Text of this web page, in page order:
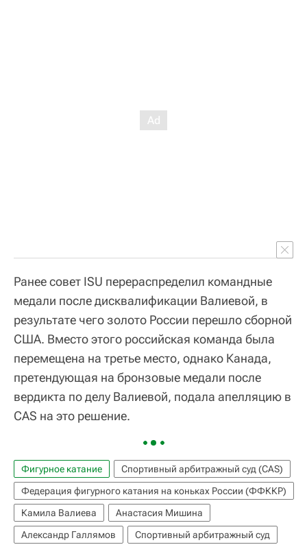
Ранее совет ISU перераспределил командные
медали после дисквалификации Валиевой, в
результате чего золото России перешло сборной
США. Вместо этого российская команда была
перемещена на третье место, однако Канада,
претендующая на бронзовые медали после
вердикта по делу Валиевой, подала апелляцию в
CAS на это решение.
Фигурное катание
Спортивный арбитражный суд (CAS)
Федерация фигурного катания на коньках России (ФФККР)
Камила Валиева
Анастасия Мишина
Александр Галлямов
Спортивный арбитражный суд